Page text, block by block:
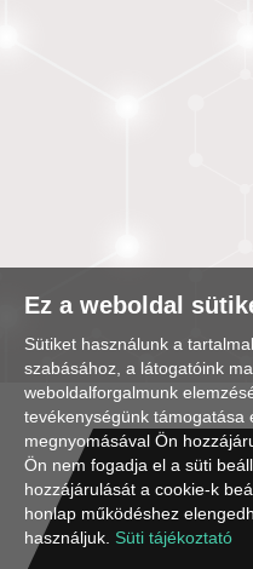
Ez a weboldal
Sütiket használunk a
szabásához, a látogatóink
weboldalforgalmunk
tevékenységünk támogatása
megnyomásával Ön
Ön nem fogadja el a süti
hozzájárulását a cookie-k
honlap működéshez
használjuk. Süti tájékoztató